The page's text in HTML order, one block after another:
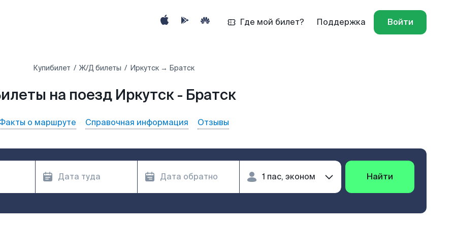
Где мой билет? Поддержка Войти
Купибилет Ж/Д билеты Иркутск → Братск
на поезд Иркутск - Братск
о маршруте Справочная информация Отзывы
Найти